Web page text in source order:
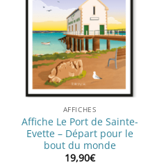
AFFICHES
Affiche Le Port de Sainte-
Evette – Départ pour le
bout du monde
19,90€